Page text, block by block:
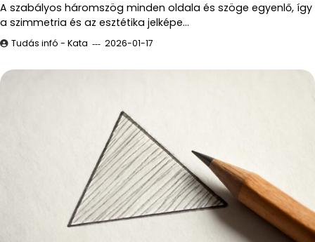
A szabályos háromszög minden oldala és szöge egyenlő, így
a szimmetria és az esztétika jelképe…
Tudás infó - Kata 2026-01-17